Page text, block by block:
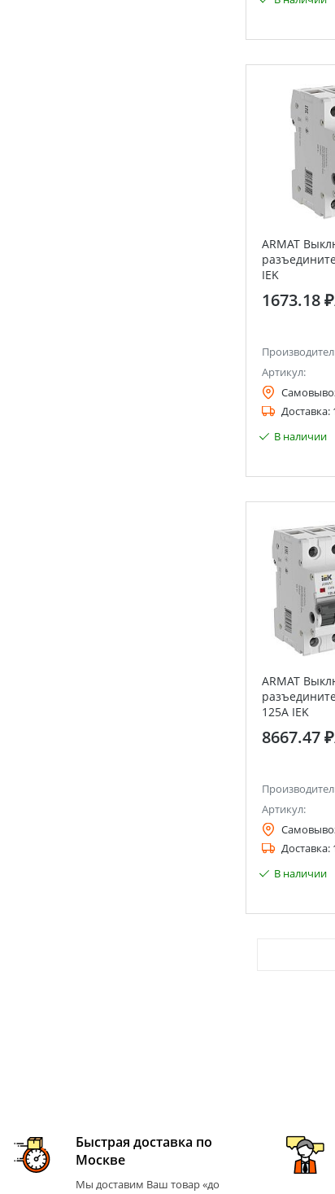
ARMAT
IEK
1673.18 ₽
Артикул:
Доставка:
В наличии
ARMAT
125А IEK
8667.47 ₽
Артикул:
Доставка:
В наличии
Быстрая доставка по
Москве
Мы доставим Ваш товар «до